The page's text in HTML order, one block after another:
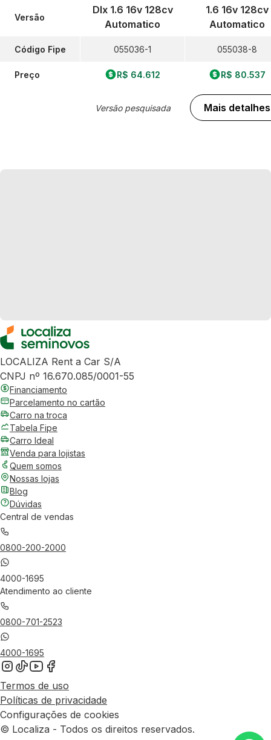
Versão
Código Fipe
Preço
Dlx 1.6 16v 128cv
Automatico
055036-1
R$ 64.612
Versão pesquisada
1.6 16v 128cv
Automatico
055038-8
R$ 80.537
Mais detalhes
LOCALIZA Rent a Car S/A
CNPJ nº 16.670.085/0001-55
Financiamento
Parcelamento no cartão
Carro na troca
Tabela Fipe
Carro Ideal
Venda para lojistas
Quem somos
Nossas lojas
Blog
Dúvidas
Central de vendas
0800-200-2000
4000-1695
Atendimento ao cliente
0800-701-2523
4000-1695
Termos de uso
Políticas de privacidade
Configurações de cookies
© Localiza - Todos os direitos reservados.